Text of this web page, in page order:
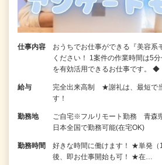
仕事内容
おうちでお仕事ができる『美容系
ください！ 1案件の作業時間は5
を有効活用できるお仕事です。
給与
完全出来高制 ★謝礼は、最短で
す！
勤務地
ご自宅※フルリモート勤務 青森
日本全国で勤務可能(在宅OK)
勤務時間
好きな時間に働けます！ ★単発
後、即お仕事開始も可！ ★在…